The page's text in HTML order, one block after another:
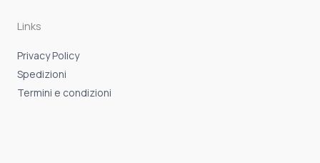
Links
Privacy Policy
Spedizioni
Termini e condizioni